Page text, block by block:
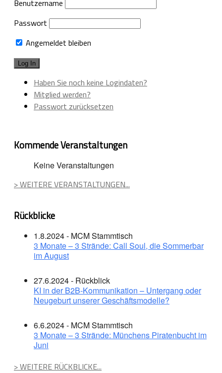
Benutzername
Passwort
Angemeldet bleiben
Haben Sie noch keine Logindaten?
Mitglied werden?
Passwort zurücksetzen
Kommende Veranstaltungen
Keine Veranstaltungen
> WEITERE VERANSTALTUNGEN...
Rückblicke
1.8.2024 - MCM Stammtisch
3 Monate – 3 Strände: Call Soul, die Sommerbar
im August
27.6.2024 - Rückblick
KI in der B2B-Kommunikation – Untergang oder
Neugeburt unserer Geschäftsmodelle?
6.6.2024 - MCM Stammtisch
3 Monate – 3 Strände: Münchens Piratenbucht im
Juni
> WEITERE RÜCKBLICKE...